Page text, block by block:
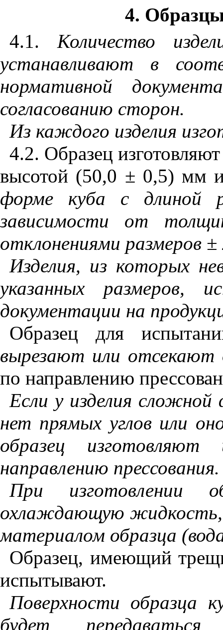
4.
4.1.Количество
устанавливают в
нормативной
согласованию сторон.
Из каждого изделия
4.2. Образец
высотой (50,0 ± 0,5) мм
форме куба с
зависимости от
отклонениями размеров
Изделия, из которых
указанных размеров,
документации на
Образец для
вырезают или отсекают
по направлению
Если у изделия
нет прямых углов или
образец
направлению прессования.
При изготовлении
охлаждающую жидкость,
материалом образца
Образец, имеющий
испытывают.
Поверхности образца
будет